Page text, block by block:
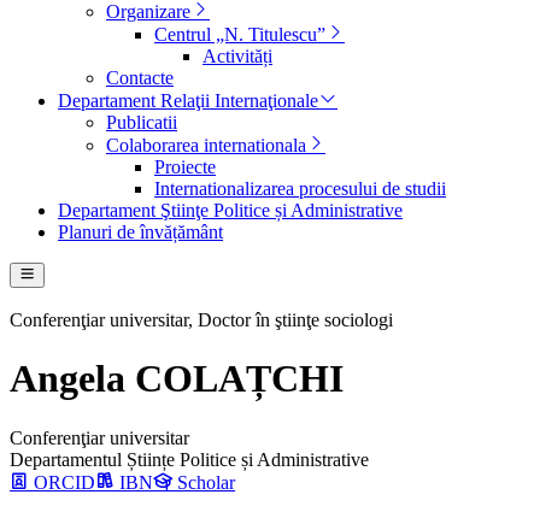
Organizare
Centrul „N. Titulescu”
Activități
Contacte
Departament Relaţii Internaţionale
Publicatii
Colaborarea internationala
Proiecte
Internationalizarea procesului de studii
Departament Ştiinţe Politice și Administrative
Planuri de învățământ
Conferenţiar universitar, Doctor în ştiinţe sociologi
Angela COLAȚCHI
Conferenţiar universitar
Departamentul Științe Politice și Administrative
ORCID
IBN Scholar